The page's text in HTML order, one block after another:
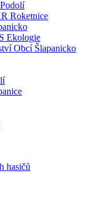
Roketnice
Ekologie
Obcí Šlapanicko
hasičů